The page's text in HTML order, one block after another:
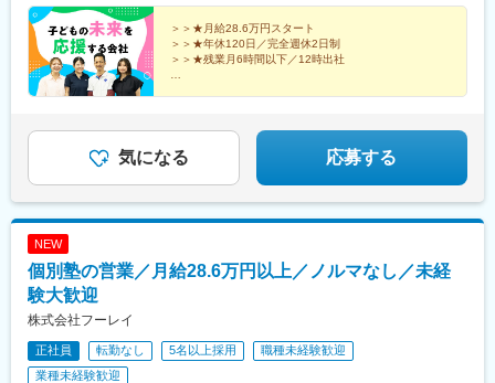
＜＜ナショナル職のみの追加手当＞＞
・広域転勤手当：給与等級に比例し支給率は上がっていきます。※
大学新卒の基本給ベースで50万円年収が異なります。
・転勤、引っ越し費用は全額会社負担。（規程による）
・ブラッシュアップ休暇
変更の範囲：会社の定める業務
島調子町大阪支社／大阪府堺市北区北長尾町神戸支社／兵庫県神
戸市兵庫区七宮町【中国四国・九州】岡山支社／岡山県岡山市北
区東古松広島支社／広島県広島市佐伯区海老園高松支社／香川県
高松市上福岡町福岡支社／福岡県福岡市博多区博多駅南熊本支社
／熊本県熊本市南区平成鹿児島支社／鹿児島県鹿児島市荒田※受動
たいことがすぐ聞ける環境です！
京都)、神奈川駅、五日市駅、武之橋駅
＞＞★月給28.6万円スタート
＞＞★年休120日／完全週休2日制
＞＞★残業月6時間以下／12時出社
子どもに学びの楽しさを「伝える」営業です！
気になる 応募する
NEW
個別塾の営業／月給28.6万円以上／ノルマなし／未経
験大歓迎
株式会社フーレイ
正社員 転勤なし 5名以上採用
職種未経験歓迎
業種未経験歓迎